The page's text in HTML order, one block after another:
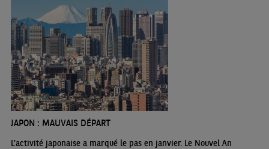
JAPON : MAUVAIS DÉPART
L’activité japonaise a marqué le pas en janvier. Le Nouvel An